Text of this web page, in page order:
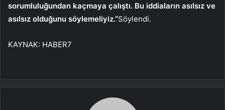
sorumluluğundan kaçmaya çalıştı. Bu iddiaların asılsız ve
asılsız olduğunu söylemeliyiz.”Söylendi.
KAYNAK: HABER7